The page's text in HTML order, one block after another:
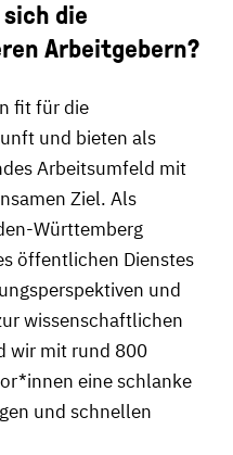
die
Arbeitgebern?
fit für die
und bieten als
Arbeitsumfeld mit
Ziel. Als
Württemberg
öffentlichen Dienstes
und
wissenschaftlichen
wir mit rund 800
eine schlanke
und schnellen